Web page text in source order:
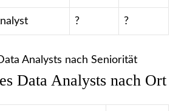
? ?
Analysts nach Seniorität
Data Analysts nach Ort